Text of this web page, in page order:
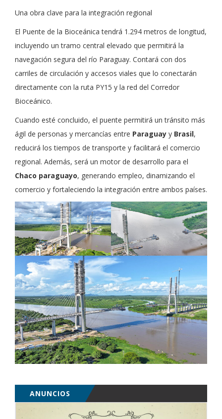
Una obra clave para la integración regional
El Puente de la Bioceánica tendrá 1.294 metros de longitud,
incluyendo un tramo central elevado que permitirá la
navegación segura del río Paraguay. Contará con dos
carriles de circulación y accesos viales que lo conectarán
directamente con la ruta PY15 y la red del Corredor
Bioceánico.
Cuando esté concluido, el puente permitirá un tránsito más
ágil de personas y mercancías entre Paraguay y Brasil,
reducirá los tiempos de transporte y facilitará el comercio
regional. Además, será un motor de desarrollo para el
Chaco paraguayo, generando empleo, dinamizando el
comercio y fortaleciendo la integración entre ambos países.
ANUNCIOS